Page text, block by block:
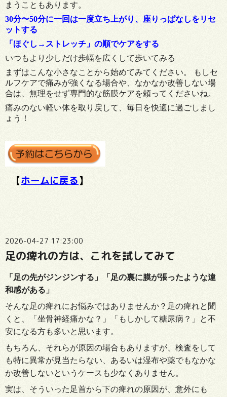
まうこともあります。
30分〜50分に一回は一度立ち上がり、座りっぱなしをリセ
ットする
「ほぐし→ストレッチ」の順でケアをする
いつもより少しだけ歩幅を広くして歩いてみる
まずはこんな小さなことから始めてみてください。 もしセ
ルフケアで痛みが強くなる場合や、なかなか改善しない場
合は、無理をせず専門的な筋膜ケアを頼ってくださいね。
痛みのない軽い体を取り戻して、毎日を快適に過ごしまし
ょう！
【ホームに戻る】
2026-04-27 17:23:00
足の痺れの方は、これを試してみて
「 足の先がジンジンする」「足の裏に膜が張ったような違
和感がある 」
そんな足の痺れにお悩みではありませんか？足の痺れと聞
くと、「坐骨神経痛かな？」「もしかして糖尿病？」と不
安になる方も多いと思います。
もちろん 、それらが原因の場合もありますが、検査をして
も特に異常が見当たらない、あるいは湿布や薬でもなかな
か改善しないというケースも少なくありません。
実は 、そういった足首から下の痺れの原因が、意外に も